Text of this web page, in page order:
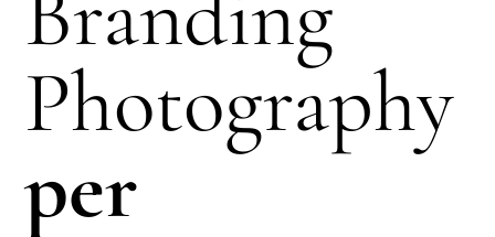
Photography
per